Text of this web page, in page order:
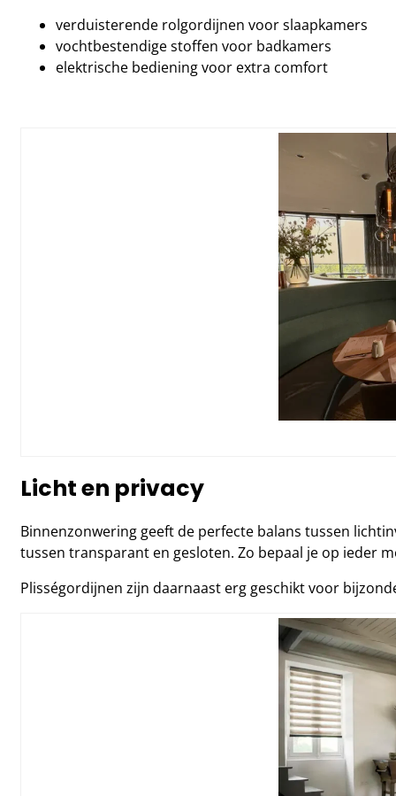
verduisterende rolgordijnen voor slaapkamers
vochtbestendige stoffen voor badkamers
elektrische bediening voor extra comfort
Licht en privacy
Binnenzonwering geeft de perfecte balans tussen
tussen transparant en gesloten. Zo bepaal je op ieder
Plisségordijnen zijn daarnaast erg geschikt voor